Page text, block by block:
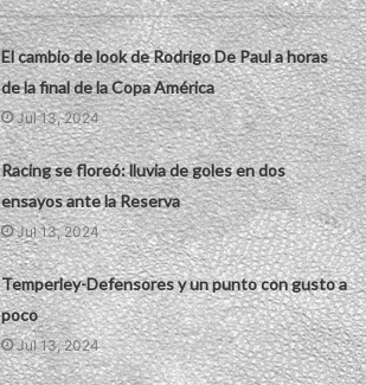
El cambio de look de Rodrigo De Paul a horas
de la final de la Copa América
Jul 13, 2024
Racing se floreó: lluvia de goles en dos
ensayos ante la Reserva
Jul 13, 2024
Temperley-Defensores y un punto con gusto a
poco
Jul 13, 2024